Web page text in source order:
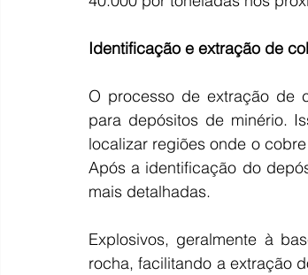
Identificação e extração de
O processo de extração de
para depósitos de minério.
localizar regiões onde o
Após a identificação do
mais detalhadas.
Explosivos, geralmente à
rocha, facilitando a extração